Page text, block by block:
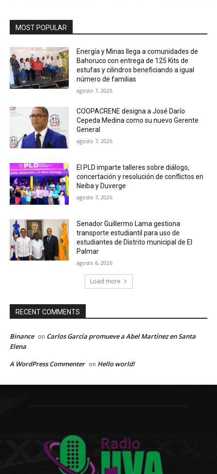
MOST POPULAR
Energía y Minas llega a comunidades de
Bahoruco con entrega de 125 Kits de
estufas y cilindros beneficiando a igual
número de familias
agosto 7, 2026
COOPACRENE designa a José Darío
Cepeda Medina como su nuevo Gerente
General
agosto 7, 2026
El PLD imparte talleres sobre diálogo,
concertación y resolución de conflictos en
Neiba y Duverge
agosto 7, 2026
Senador Guillermo Lama gestiona
transporte estudiantil para uso de
estudiantes de Distrito municipal de El
Palmar
agosto 6, 2026
Load more
RECENT COMMENTS
Binance on Carlos García promueve a Abel Martínez en Santa
Elena
A WordPress Commenter on Hello world!